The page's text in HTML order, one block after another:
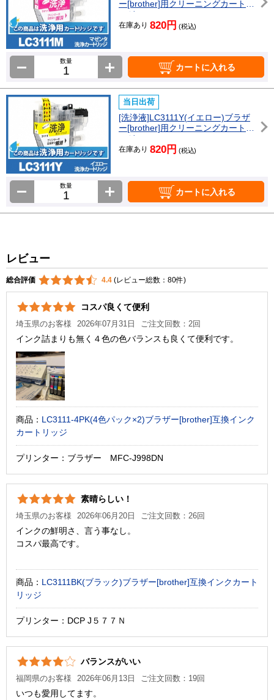
ー[brother]用クリーニングカートリ
ッジ
在庫あり 820円 (税込)
数量
カートに入れる
当日出荷
[洗浄液]LC3111Y(イエロー)ブラザ
ー[brother]用クリーニングカートリ
ッジ
在庫あり 820円 (税込)
数量
カートに入れる
レビュー
総合評価 4.4 (レビュー総数：80件)
コスパ良くて便利
埼玉県のお客様 2026年07月31日 ご注文回数：2回
インク詰まりも無く４色の色バランスも良くて便利です。
商品： LC3111-4PK(4色パック×2)ブラザー[brother]互換インク
カートリッジ
プリンター：ブラザー MFC-J998DN
素晴らしい！
埼玉県のお客様 2026年06月20日 ご注文回数：26回
インクの鮮明さ、言う事なし。
コスパ最高です。
商品： LC3111BK(ブラック)ブラザー[brother]互換インクカート
リッジ
プリンター：DCP J５７７Ｎ
バランスがいい
福岡県のお客様 2026年06月13日 ご注文回数：19回
いつも愛用してます。